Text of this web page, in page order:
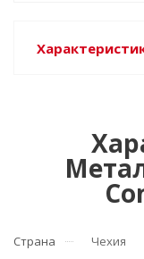
Страна Чехия